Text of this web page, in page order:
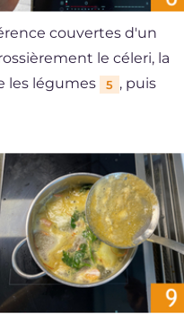
couvertes d'un
le céleri, la
les légumes 5 , puis